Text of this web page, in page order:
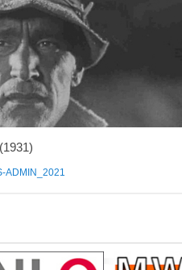
ADMIN_2021